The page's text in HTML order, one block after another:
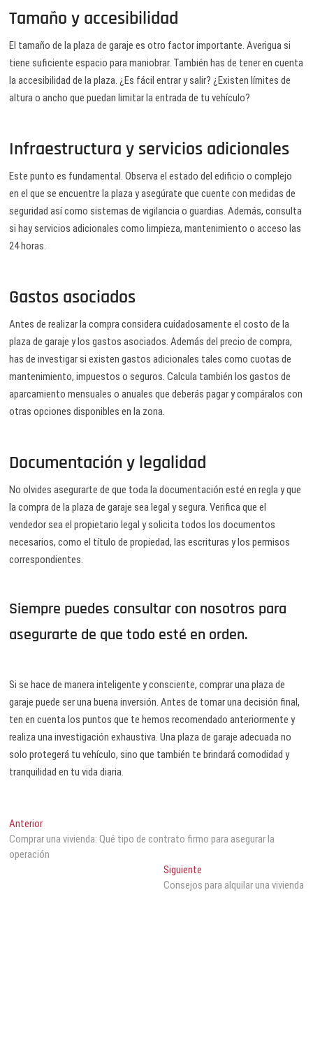
Tamaño y accesibilidad
El tamaño de la plaza de garaje es otro factor importante. Averigua si
tiene suficiente espacio para maniobrar. También has de tener en cuenta
la accesibilidad de la plaza. ¿Es fácil entrar y salir? ¿Existen límites de
altura o ancho que puedan limitar la entrada de tu vehículo?
Infraestructura y servicios adicionales
Este punto es fundamental. Observa el estado del edificio o complejo
en el que se encuentre la plaza y asegúrate que cuente con medidas de
seguridad así como sistemas de vigilancia o guardias. Además, consulta
si hay servicios adicionales como limpieza, mantenimiento o acceso las
24 horas.
Gastos asociados
Antes de realizar la compra considera cuidadosamente el costo de la
plaza de garaje y los gastos asociados. Además del precio de compra,
has de investigar si existen gastos adicionales tales como cuotas de
mantenimiento, impuestos o seguros. Calcula también los gastos de
aparcamiento mensuales o anuales que deberás pagar y compáralos con
otras opciones disponibles en la zona.
Documentación y legalidad
No olvides asegurarte de que toda la documentación esté en regla y que
la compra de la plaza de garaje sea legal y segura. Verifica que el
vendedor sea el propietario legal y solicita todos los documentos
necesarios, como el título de propiedad, las escrituras y los permisos
correspondientes.
Siempre puedes consultar con nosotros para
asegurarte de que todo esté en orden.
Si se hace de manera inteligente y consciente, comprar una plaza de
garaje puede ser una buena inversión. Antes de tomar una decisión final,
ten en cuenta los puntos que te hemos recomendado anteriormente y
realiza una investigación exhaustiva. Una plaza de garaje adecuada no
solo protegerá tu vehículo, sino que también te brindará comodidad y
tranquilidad en tu vida diaria.
Anterior
Comprar una vivienda: Qué tipo de contrato firmo para asegurar la
operación
Siguiente
Consejos para alquilar una vivienda